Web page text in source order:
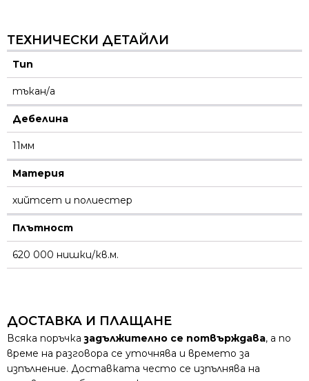
ТЕХНИЧЕСКИ ДЕТАЙЛИ
Тип
тъкан/а
Дебелина
11мм
Материя
хийтсет и полиестeр
Плътност
620 000 нишки/кв.м.
ДОСТАВКА И ПЛАЩАНЕ
Всяка поръчказадължително се потвърждава, а по
време на разговора се уточнява и времето за
изпълнение. Доставката често се изпълнява на